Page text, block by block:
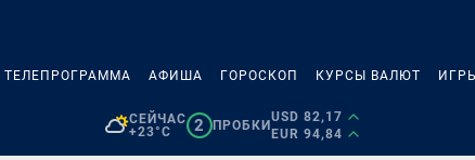
ТЕЛЕПРОГРАММА АФИША ГОРОСКОП КУРСЫ ВАЛЮТ
СЕЙЧАС
+23°C
2 ПРОБКИ
USD 82,17
EUR 94,84